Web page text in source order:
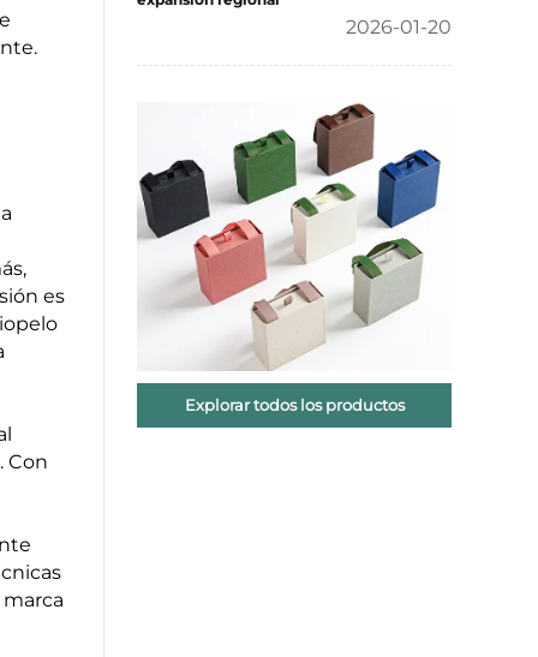
es
Con
2026-01-20
Explorar todos los productos